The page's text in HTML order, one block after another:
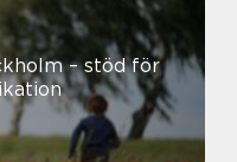
– stöd för